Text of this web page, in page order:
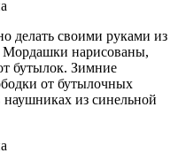
делать своими руками из
Мордашки нарисованы,
бутылок. Зимние
от бутылочных
из синельной